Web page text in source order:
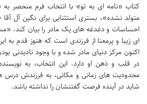
کتاب «نامه ای به تو» با انتخاب فرم منحصر به
متولد نشده»، بستری استثنایی برای نگین آل آقا
احساسات و دغدغه های یک مادر را بیان کند.
ای زیبا و پرمعنا از فرزندی است که هنوز قدم به
اکنون مرکز دنیای مادر شده و با وجود نادیدنی
در قلب و ذهن او دارد. این انتخاب، به
محدودیت های زمانی و مکانی، به فرزندش درس
شاید در آینده فرصت گفتنشان را نداشته باشد.